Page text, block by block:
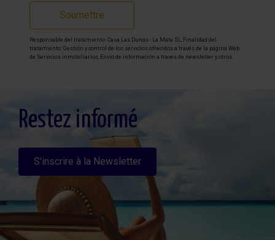
Soumettre
Responsable del tratamiento: Casa Las Dunas - La Mata SL, Finalidad del
tratamiento: Gestión y control de los servicios ofrecidos a través de la página Web
de Servicios inmobiliarios, Envío de información a traves de newsletter y otros,
detallada sobre protección de datos
Aquí.
Restez informé
S'inscrire à la Newsletter